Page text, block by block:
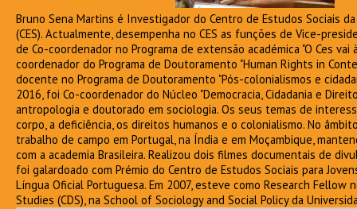
Bruno Sena Martins é Investigador do Centro de Estudos Sociais
(CES). Actualmente, desempenha no CES as funções de Vice-
de Co-coordenador no Programa de extensão académica "O Ces vai
coordenador do Programa de Doutoramento "Human Rights in
docente no Programa de Doutoramento "Pós-colonialismos e
2016, foi Co-coordenador do Núcleo "Democracia, Cidadania e
antropologia e doutorado em sociologia. Os seus temas de
corpo, a deficiência, os direitos humanos e o colonialismo. No
trabalho de campo em Portugal, na Índia e em Moçambique,
com a academia Brasileira. Realizou dois filmes documentais de
foi galardoado com Prémio do Centro de Estudos Sociais para
Língua Oficial Portuguesa. Em 2007, esteve como Research Fellow
Studies (CDS), na School of Sociology and Social Policy da